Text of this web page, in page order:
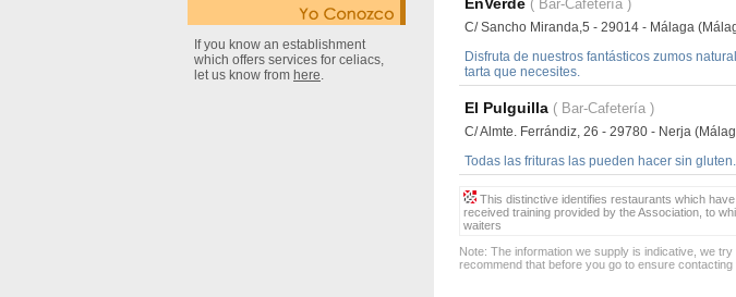
If you know an establishment
which offers services for celiacs,
let us know from here.
( Bar-Cafetería )
C/ Sancho Miranda,5 - 29014 - Málaga
Disfruta de nuestros fantásticos zumos
tarta que necesites.
El Pulguilla ( Bar-Cafetería )
C/ Almte. Ferrándiz, 26 - 29780 - Nerja
Todas las frituras las pueden hacer sin gluten.
This distinctive identifies restaurants which
received training provided by the Association, to
waiters
Note: The information we supply is indicative, we
recommend that before you go to ensure